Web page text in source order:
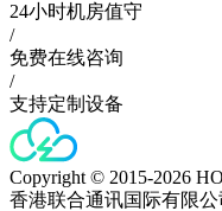
24小时机房值守
/
免费在线咨询
/
支持定制设备
Copyright © 2015-2026
香港联合通讯国际有限公